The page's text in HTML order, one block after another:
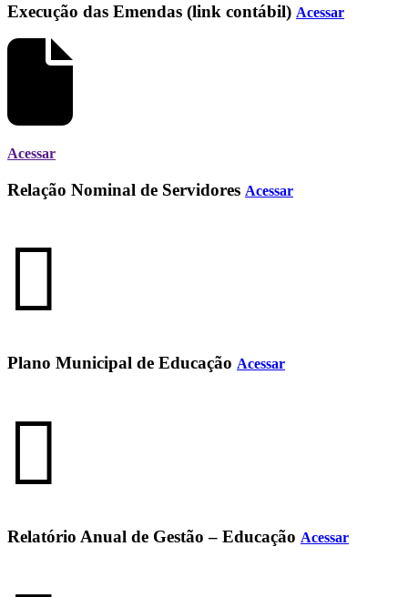
Execução das Emendas (link contábil) Acessar
Acessar
Relação Nominal de Servidores Acessar
Plano Municipal de Educação Acessar
Relatório Anual de Gestão – Educação Acessar